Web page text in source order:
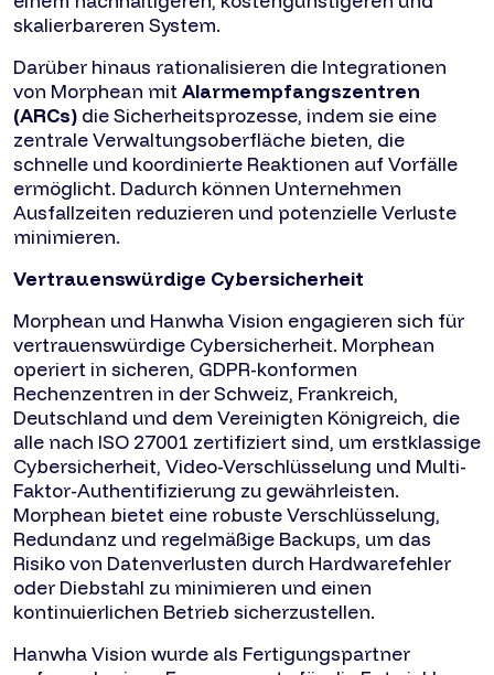
skalierbareren System.
Darüber hinaus rationalisieren die Integrationen
von Morphean mit Alarmempfangszentren
(ARCs) die Sicherheitsprozesse, indem sie eine
zentrale Verwaltungsoberfläche bieten, die
schnelle und koordinierte Reaktionen auf Vorfälle
ermöglicht. Dadurch können Unternehmen
Ausfallzeiten reduzieren und potenzielle Verluste
minimieren.
Vertrauenswürdige Cybersicherheit
Morphean und Hanwha Vision engagieren sich für
vertrauenswürdige Cybersicherheit. Morphean
operiert in sicheren, GDPR-konformen
Rechenzentren in der Schweiz, Frankreich,
Deutschland und dem Vereinigten Königreich, die
alle nach ISO 27001 zertifiziert sind, um erstklassige
Cybersicherheit, Video-Verschlüsselung und Multi-
Faktor-Authentifizierung zu gewährleisten.
Morphean bietet eine robuste Verschlüsselung,
Redundanz und regelmäßige Backups, um das
Risiko von Datenverlusten durch Hardwarefehler
oder Diebstahl zu minimieren und einen
kontinuierlichen Betrieb sicherzustellen.
Hanwha Vision wurde als Fertigungspartner